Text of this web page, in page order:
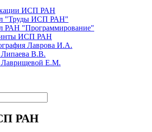
ИСП РАН
"Труды ИСП РАН"
РАН "Программирование"
ИСП РАН
Лаврова И.А.
В.В.
Е.М.
РАН